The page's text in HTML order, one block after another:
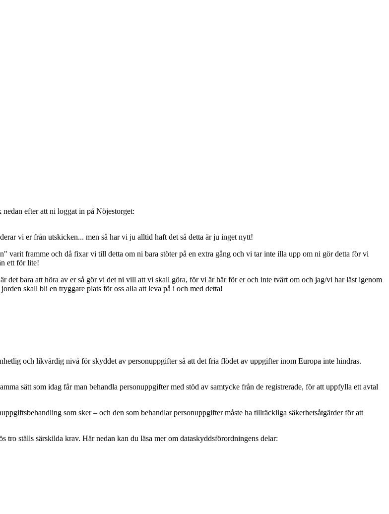
efter att ni loggat in på Nöjestorget:
vi er från utskicken... men så har vi ju alltid haft det så detta är ju inget nytt!
framme och då fixar vi till detta om ni bara stöter på en extra gång och vi tar inte illa upp om ni gör detta för vi
ett för lite!
det bara att höra av er så gör vi det ni vill att vi skall göra, för vi är här för er och inte tvärt om och jag/vi har läst igenom
skall bli en tryggare plats för oss alla att leva på i och med detta!
och likvärdig nivå för skyddet av personuppgifter så att det fria flödet av uppgifter inom Europa inte hindras.
sätt som idag får man behandla personuppgifter med stöd av samtycke från de registrerade, för att uppfylla ett avtal
som sker – och den som behandlar personuppgifter måste ha tillräckliga säkerhetsåtgärder för att
ställs särskilda krav. Här nedan kan du läsa mer om dataskyddsförordningens delar: